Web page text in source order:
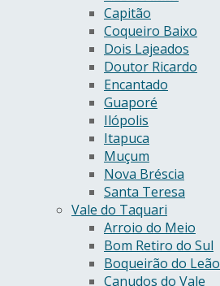
Capitão
Coqueiro Baixo
Dois Lajeados
Doutor Ricardo
Encantado
Guaporé
Ilópolis
Itapuca
Muçum
Nova Bréscia
Santa Teresa
Vale do Taquari
Arroio do Meio
Bom Retiro do Sul
Boqueirão do Leão
Canudos do Vale